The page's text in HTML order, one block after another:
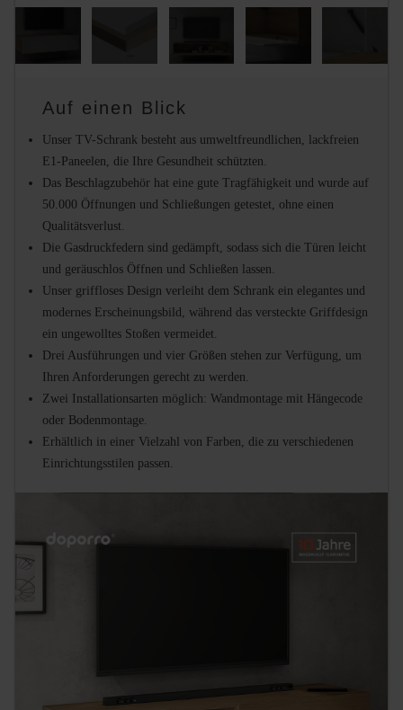
Auf einen Blick
Unser TV-Schrank besteht aus umweltfreundlichen, lackfreien
E1-Paneelen, die Ihre Gesundheit schützten.
Das Beschlagzubehör hat eine gute Tragfähigkeit und wurde auf
50.000 Öffnungen und Schließungen getestet, ohne einen
Qualitätsverlust.
Die Gasdruckfedern sind gedämpft, sodass sich die Türen leicht
und geräuschlos Öffnen und Schließen lassen.
Unser griffloses Design verleiht dem Schrank ein elegantes und
modernes Erscheinungsbild, während das versteckte Griffdesign
ein ungewolltes Stoßen vermeidet.
Drei Ausführungen und vier Größen stehen zur Verfügung, um
Ihren Anforderungen gerecht zu werden.
Zwei Installationsarten möglich: Wandmontage mit Hängecode
oder Bodenmontage.
Erhältlich in einer Vielzahl von Farben, die zu verschiedenen
Einrichtungsstilen passen.